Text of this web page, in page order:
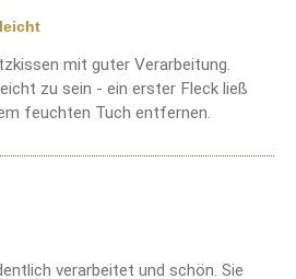
of 5 stars
mit guter Verarbeitung.
zu sein - ein erster Fleck ließ
feuchten Tuch entfernen.
of 5 stars
verarbeitet und schön. Sie